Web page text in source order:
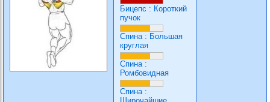
Бицепс : Короткий
пучок
Спина: Большая
круглая
Спина:
Ромбовидная
Спина: